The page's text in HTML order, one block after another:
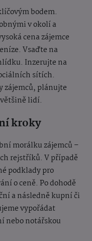
bodem.
v okolí a
cena zájemce
Vsaďte na
Inzerujte na
sítích.
zájemců, plánujte
lidí.
kroky
morálku zájemců –
rejstříků. V případě
podklady pro
o ceně. Po dohodě
a následně kupní či
vypořádat
nebo notářskou